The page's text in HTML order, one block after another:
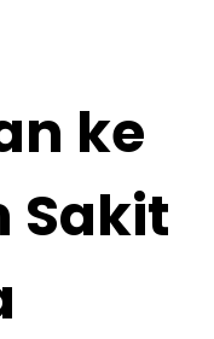
ke
Sakit